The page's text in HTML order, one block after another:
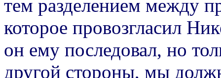
тем разделением между
которое провозгласил
он ему последовал, но
другой стороны, мы